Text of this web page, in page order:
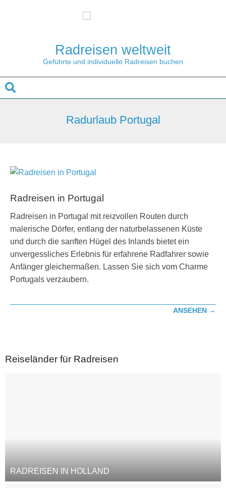
Radreisen weltweit
Geführte und individuelle Radreisen buchen
Navigation
Radurlaub Portugal
Radreisen in Portugal
Radreisen in Portugal mit reizvollen Routen durch
malerische Dörfer, entlang der naturbelassenen Küste
und durch die sanften Hügel des Inlands bietet ein
unvergessliches Erlebnis für erfahrene Radfahrer sowie
Anfänger gleichermaßen. Lassen Sie sich vom Charme
Portugals verzaubern.
ANSEHEN →
Reiseländer für Radreisen
RADREISEN IN HOLLAND